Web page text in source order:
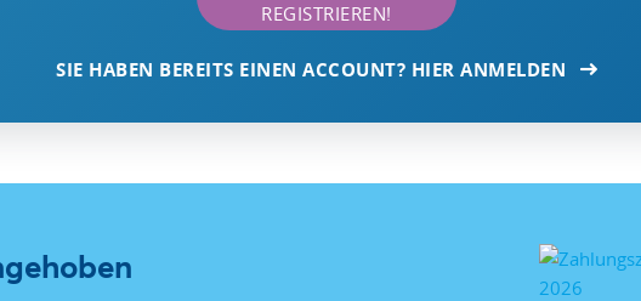
REGISTRIEREN!
SIE HABEN BEREITS EINEN ACCOUNT? HIER ANMELDEN